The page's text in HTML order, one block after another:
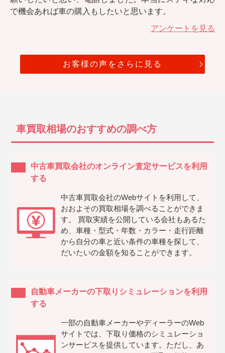
で機会あれば車の購入もしたいと思います。
アンケートを見る
お客様の声をさらに見る
車買取相場のおすすめの調べ方
中古車買取会社のオンライン査定サービスを利用
する
中古車買取会社のWebサイトを利用して、
おおよその買取相場を調べることができま
す。 買取実績を公開している会社もあるた
め、車種・型式・年数・カラー・走行距離
から自分の車と近い条件の車種を探して、
だいたいの金額を知ることができます。
自動車メーカーの下取りシミュレーションを利用
する
一部の自動車メーカーやディーラーのWeb
サイトでは、下取り価格のシミュレーショ
ンサービスを提供しています。ただし、あ